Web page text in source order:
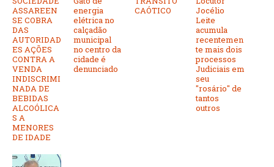
ASSAREEN
SE COBRA
DAS
AUTORIDAD
ES AÇÕES
CONTRA A
VENDA
INDISCRIMI
NADA DE
BEBIDAS
ALCOÓLICA
S A
MENORES
DE IDADE
energia
elétrica no
calçadão
municipal
no centro da
cidade é
denunciado
CAÓTICO
Jocélio
Leite
acumula
recentemen
te mais dois
processos
Judiciais em
seu
"rosário" de
tantos
outros